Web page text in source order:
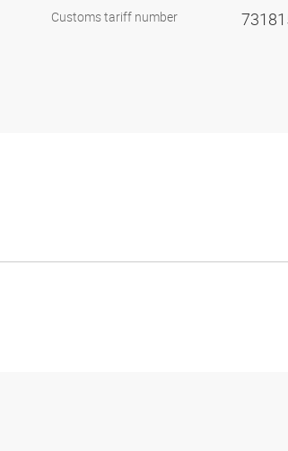
Customs tariff number